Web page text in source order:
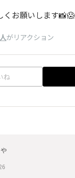
くお願いします📸😱
がリアクション
ね